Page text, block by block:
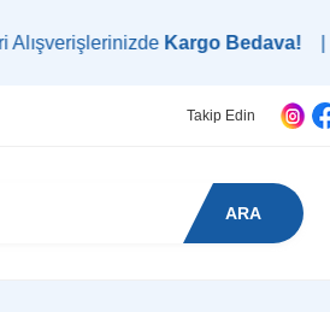
Kargo Bedava! | Çağrı
Takip Edin
ARA